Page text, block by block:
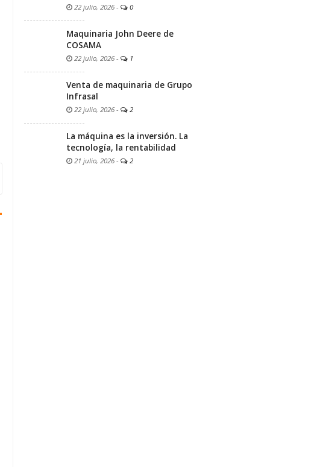
22 julio, 2026 - 0
Maquinaria John Deere de
COSAMA
22 julio, 2026 - 1
Venta de maquinaria de Grupo
Infrasal
22 julio, 2026 - 2
La máquina es la inversión. La
tecnología, la rentabilidad
21 julio, 2026 - 2